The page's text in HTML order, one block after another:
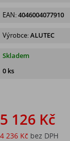
EAN:4046004077910
Výrobce:ALUTEC
Skladem
0 ks
5 126 Kč
4 236 Kč bez DPH